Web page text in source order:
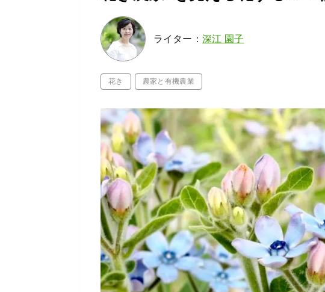
ライター：深江 園子
花き 農家と有機農業